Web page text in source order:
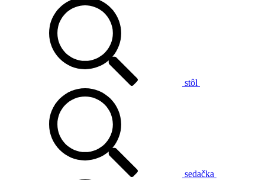
stôl
sedačka